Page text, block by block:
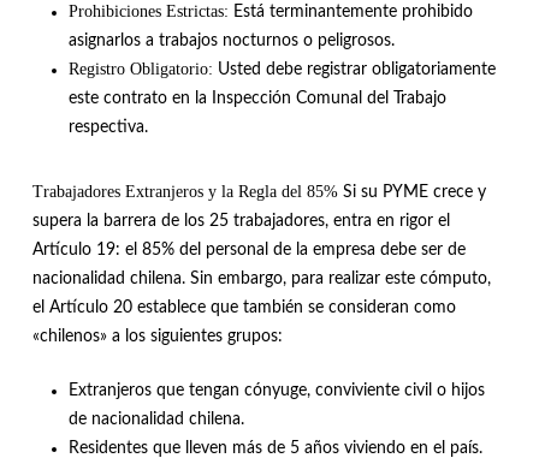
Prohibiciones Estrictas: Está terminantemente prohibido
asignarlos a trabajos nocturnos o peligrosos.
Registro Obligatorio: Usted debe registrar obligatoriamente
este contrato en la Inspección Comunal del Trabajo
respectiva.
Trabajadores Extranjeros y la Regla del 85% Si su PYME crece y
supera la barrera de los 25 trabajadores, entra en rigor el
Artículo 19: el 85% del personal de la empresa debe ser de
nacionalidad chilena. Sin embargo, para realizar este cómputo,
el Artículo 20 establece que también se consideran como
«chilenos» a los siguientes grupos:
Extranjeros que tengan cónyuge, conviviente civil o hijos
de nacionalidad chilena.
Residentes que lleven más de 5 años viviendo en el país.